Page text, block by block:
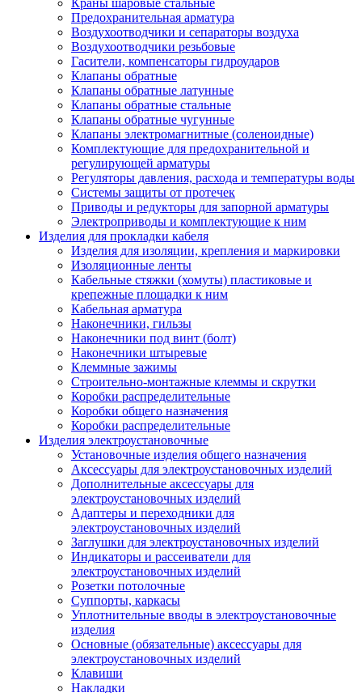
Краны шаровые стальные
Предохранительная арматура
Воздухоотводчики и сепараторы воздуха
Воздухоотводчики резьбовые
Гасители, компенсаторы гидроударов
Клапаны обратные
Клапаны обратные латунные
Клапаны обратные стальные
Клапаны обратные чугунные
Клапаны электромагнитные (соленоидные)
Комплектующие для предохранительной и
регулирующей арматуры
Регуляторы давления, расхода и температуры воды
Системы защиты от протечек
Приводы и редукторы для запорной арматуры
Электроприводы и комплектующие к ним
Изделия для прокладки кабеля
Изделия для изоляции, крепления и маркировки
Изоляционные ленты
Кабельные стяжки (хомуты) пластиковые и
крепежные площадки к ним
Кабельная арматура
Наконечники, гильзы
Наконечники под винт (болт)
Наконечники штыревые
Клеммные зажимы
Строительно-монтажные клеммы и скрутки
Коробки распределительные
Коробки общего назначения
Коробки распределительные
Изделия электроустановочные
Установочные изделия общего назначения
Аксессуары для электроустановочных изделий
Дополнительные аксессуары для
электроустановочных изделий
Адаптеры и переходники для
электроустановочных изделий
Заглушки для электроустановочных изделий
Индикаторы и рассеиватели для
электроустановочных изделий
Розетки потолочные
Суппорты, каркасы
Уплотнительные вводы в электроустановочные
изделия
Основные (обязательные) аксессуары для
электроустановочных изделий
Клавиши
Накладки